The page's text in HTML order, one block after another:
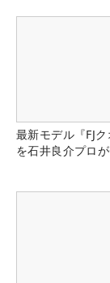
最新モデル『FJク
を石井良介プロ